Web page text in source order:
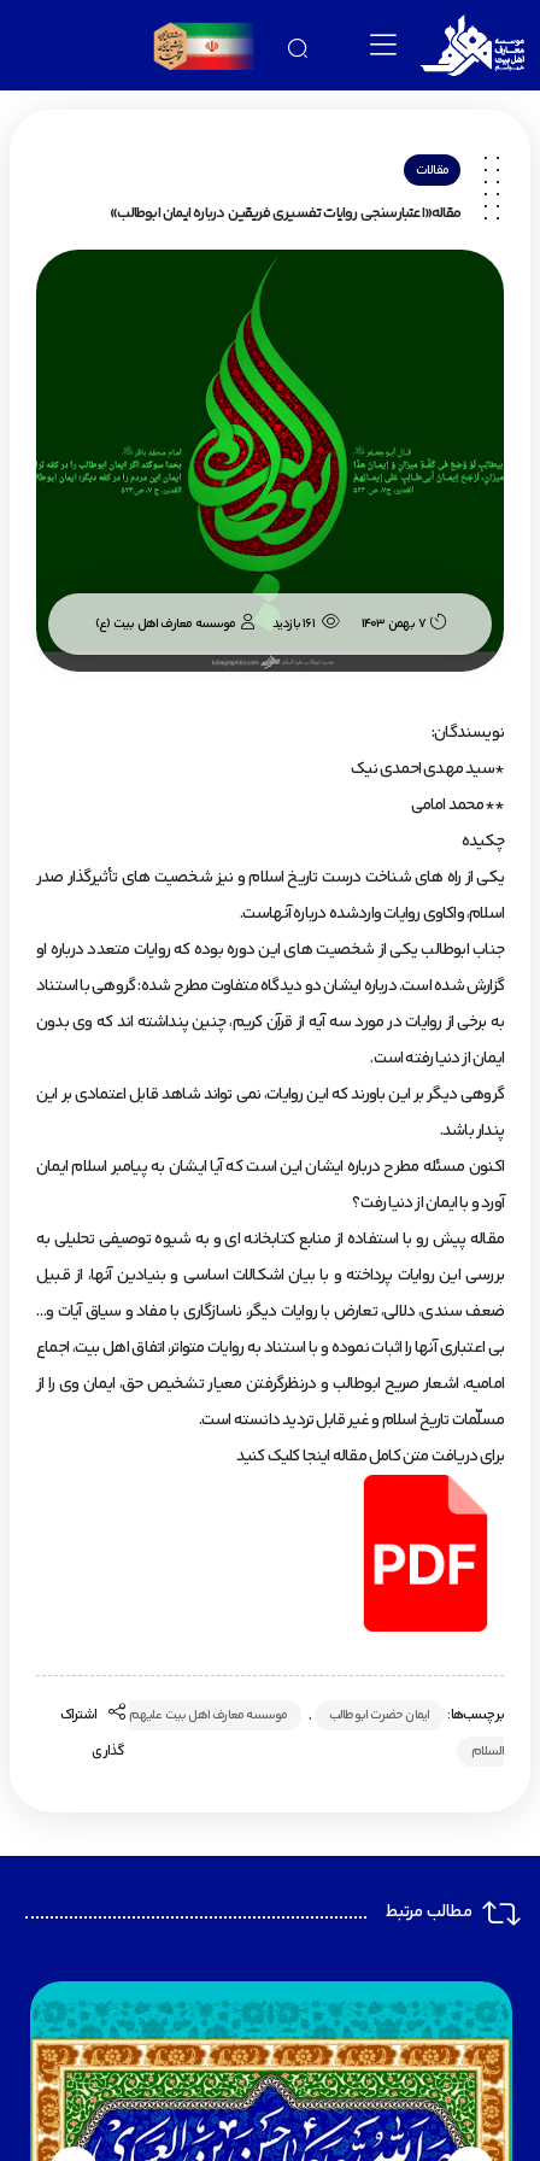
مقالات
مقاله«اعتبارسنجی روایات تفسیری فریقین درباره ایمان ابوطالب»
7 بهمن 1403 161 بازدید موسسه معارف اهل بیت (ع)
نویسندگان:
*سید مهدی احمدی نیک
**محمد امامی
چکیده
یکی از راه های شناخت درست تاریخ اسلام و نیز شخصیت های تأثیرگذار صدر
اسلام، واکاوی روایات واردشده درباره آنهاست.
جناب ابوطالب یکی از شخصیت های این دوره بوده که روایات متعدد درباره او
گزارش شده است. درباره ایشان دو دیدگاه متفاوت مطرح شده: گروهی با استناد
به برخی از روایات در مورد سه آیه از قرآن کریم، چنین پنداشته اند که وی بدون
ایمان از دنیا رفته است.
گروهی دیگر بر این باورند که این روایات، نمی تواند شاهد قابل اعتمادی بر این
پندار باشد.
اکنون مسئله مطرح درباره ایشان این است که آیا ایشان به پیامبر اسلام ایمان
آورد و با ایمان از دنیا رفت؟
مقاله پیش رو با استفاده از منابع کتابخانه ای و به شیوه توصیفی تحلیلی به
بررسی این روایات پرداخته و با بیان اشکالات اساسی و بنیادین آنها، از قبیل
ضعف سندی، دلالی، تعارض با روایات دیگر، ناسازگاری با مفاد و سیاق آیات و…
بی اعتباری آنها را اثبات نموده و با استناد به روایات متواتر، اتفاق اهل بیت، اجماع
امامیه، اشعار صریح ابوطالب و درنظرگرفتن معیار تشخیص حق، ایمان وی را از
مسلّمات تاریخ اسلام و غیر قابل تردید دانسته است.
برای دریافت متن کامل مقاله اینجا کلیک کنید
برچسب‌ها: ایمان حضرت ابوطالب ,
موسسه معارف اهل بیت علیهم
السلام
اشتراک
گذاری
مطالب مرتبط